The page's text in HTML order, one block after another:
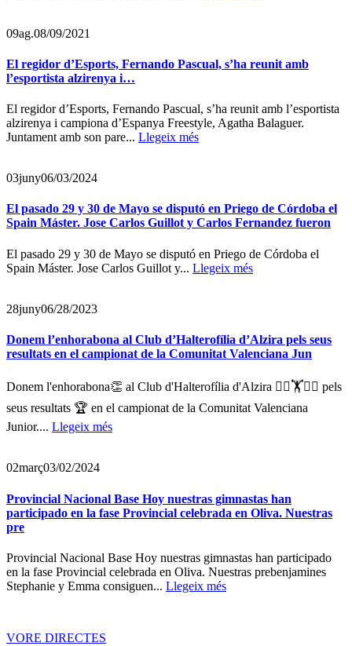
09ag.08/09/2021
El regidor d’Esports, Fernando Pascual, s’ha reunit amb
l’esportista alzirenya i…
El regidor d’Esports, Fernando Pascual, s’ha reunit amb l’esportista
alzirenya i campiona d’Espanya Freestyle, Agatha Balaguer.
Juntament amb son pare... Llegeix més
03juny06/03/2024
El pasado 29 y 30 de Mayo se disputó en Priego de Córdoba el
Spain Máster. Jose Carlos Guillot y Carlos Fernandez fueron
El pasado 29 y 30 de Mayo se disputó en Priego de Córdoba el
Spain Máster. Jose Carlos Guillot y... Llegeix més
28juny06/28/2023
Donem l’enhorabona al Club d’Halterofília d’Alzira pels seus
resultats en el campionat de la Comunitat Valenciana Jun
Donem l'enhorabona👏 al Club d'Halterofília d'Alzira 🏋️‍♀️🏋️🏋️‍♂️ pels
seus resultats 🏆 en el campionat de la Comunitat Valenciana
Junior.... Llegeix més
02març03/02/2024
Provincial Nacional Base Hoy nuestras gimnastas han
participado en la fase Provincial celebrada en Oliva. Nuestras
pre
Provincial Nacional Base Hoy nuestras gimnastas han participado
en la fase Provincial celebrada en Oliva. Nuestras prebenjamines
Stephanie y Emma consiguen... Llegeix més
VORE DIRECTES